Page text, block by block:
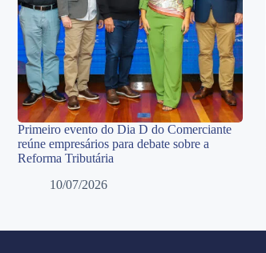
Primeiro evento do Dia D do Comerciante
reúne empresários para debate sobre a
Reforma Tributária
10/07/2026